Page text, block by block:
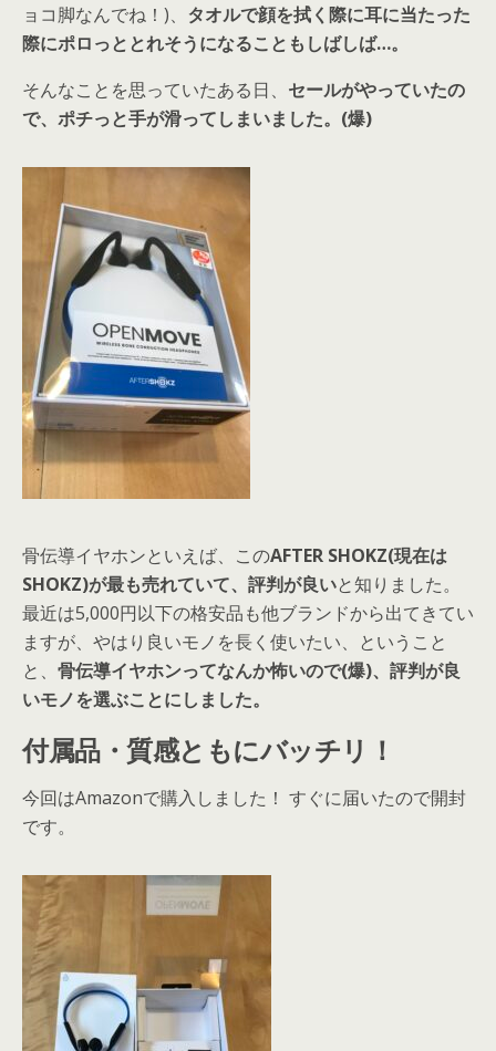
ョコ脚なんでね！)、 タオルで顔を拭く際に耳に当たった
際にポロっととれそうになることもしばしば…。
そんなことを思っていたある日、 セールがやっていたの
で、ポチっと手が滑ってしまいました。(爆)
骨伝導イヤホンといえば、このAFTER SHOKZ(現在は
SHOKZ)が最も売れていて、評判が良いと知りました。
最近は5,000円以下の格安品も他ブランドから出てきてい
ますが、やはり良いモノを長く使いたい、ということ
と、 骨伝導イヤホンってなんか怖いので(爆)、評判が良
いモノを選ぶことにしました。
付属品・質感ともにバッチリ！
今回はAmazonで購入しました！ すぐに届いたので開封
です。